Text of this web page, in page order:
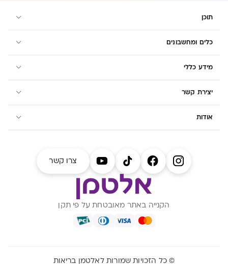
תוכן
כלים ומחשבונים
מידע כללי
יצירת קשר
אודות
צרו קשר
הקנייה באתר מאובטחת על פי תקן
© כל הזכויות שמורות לאלטמן בריאות